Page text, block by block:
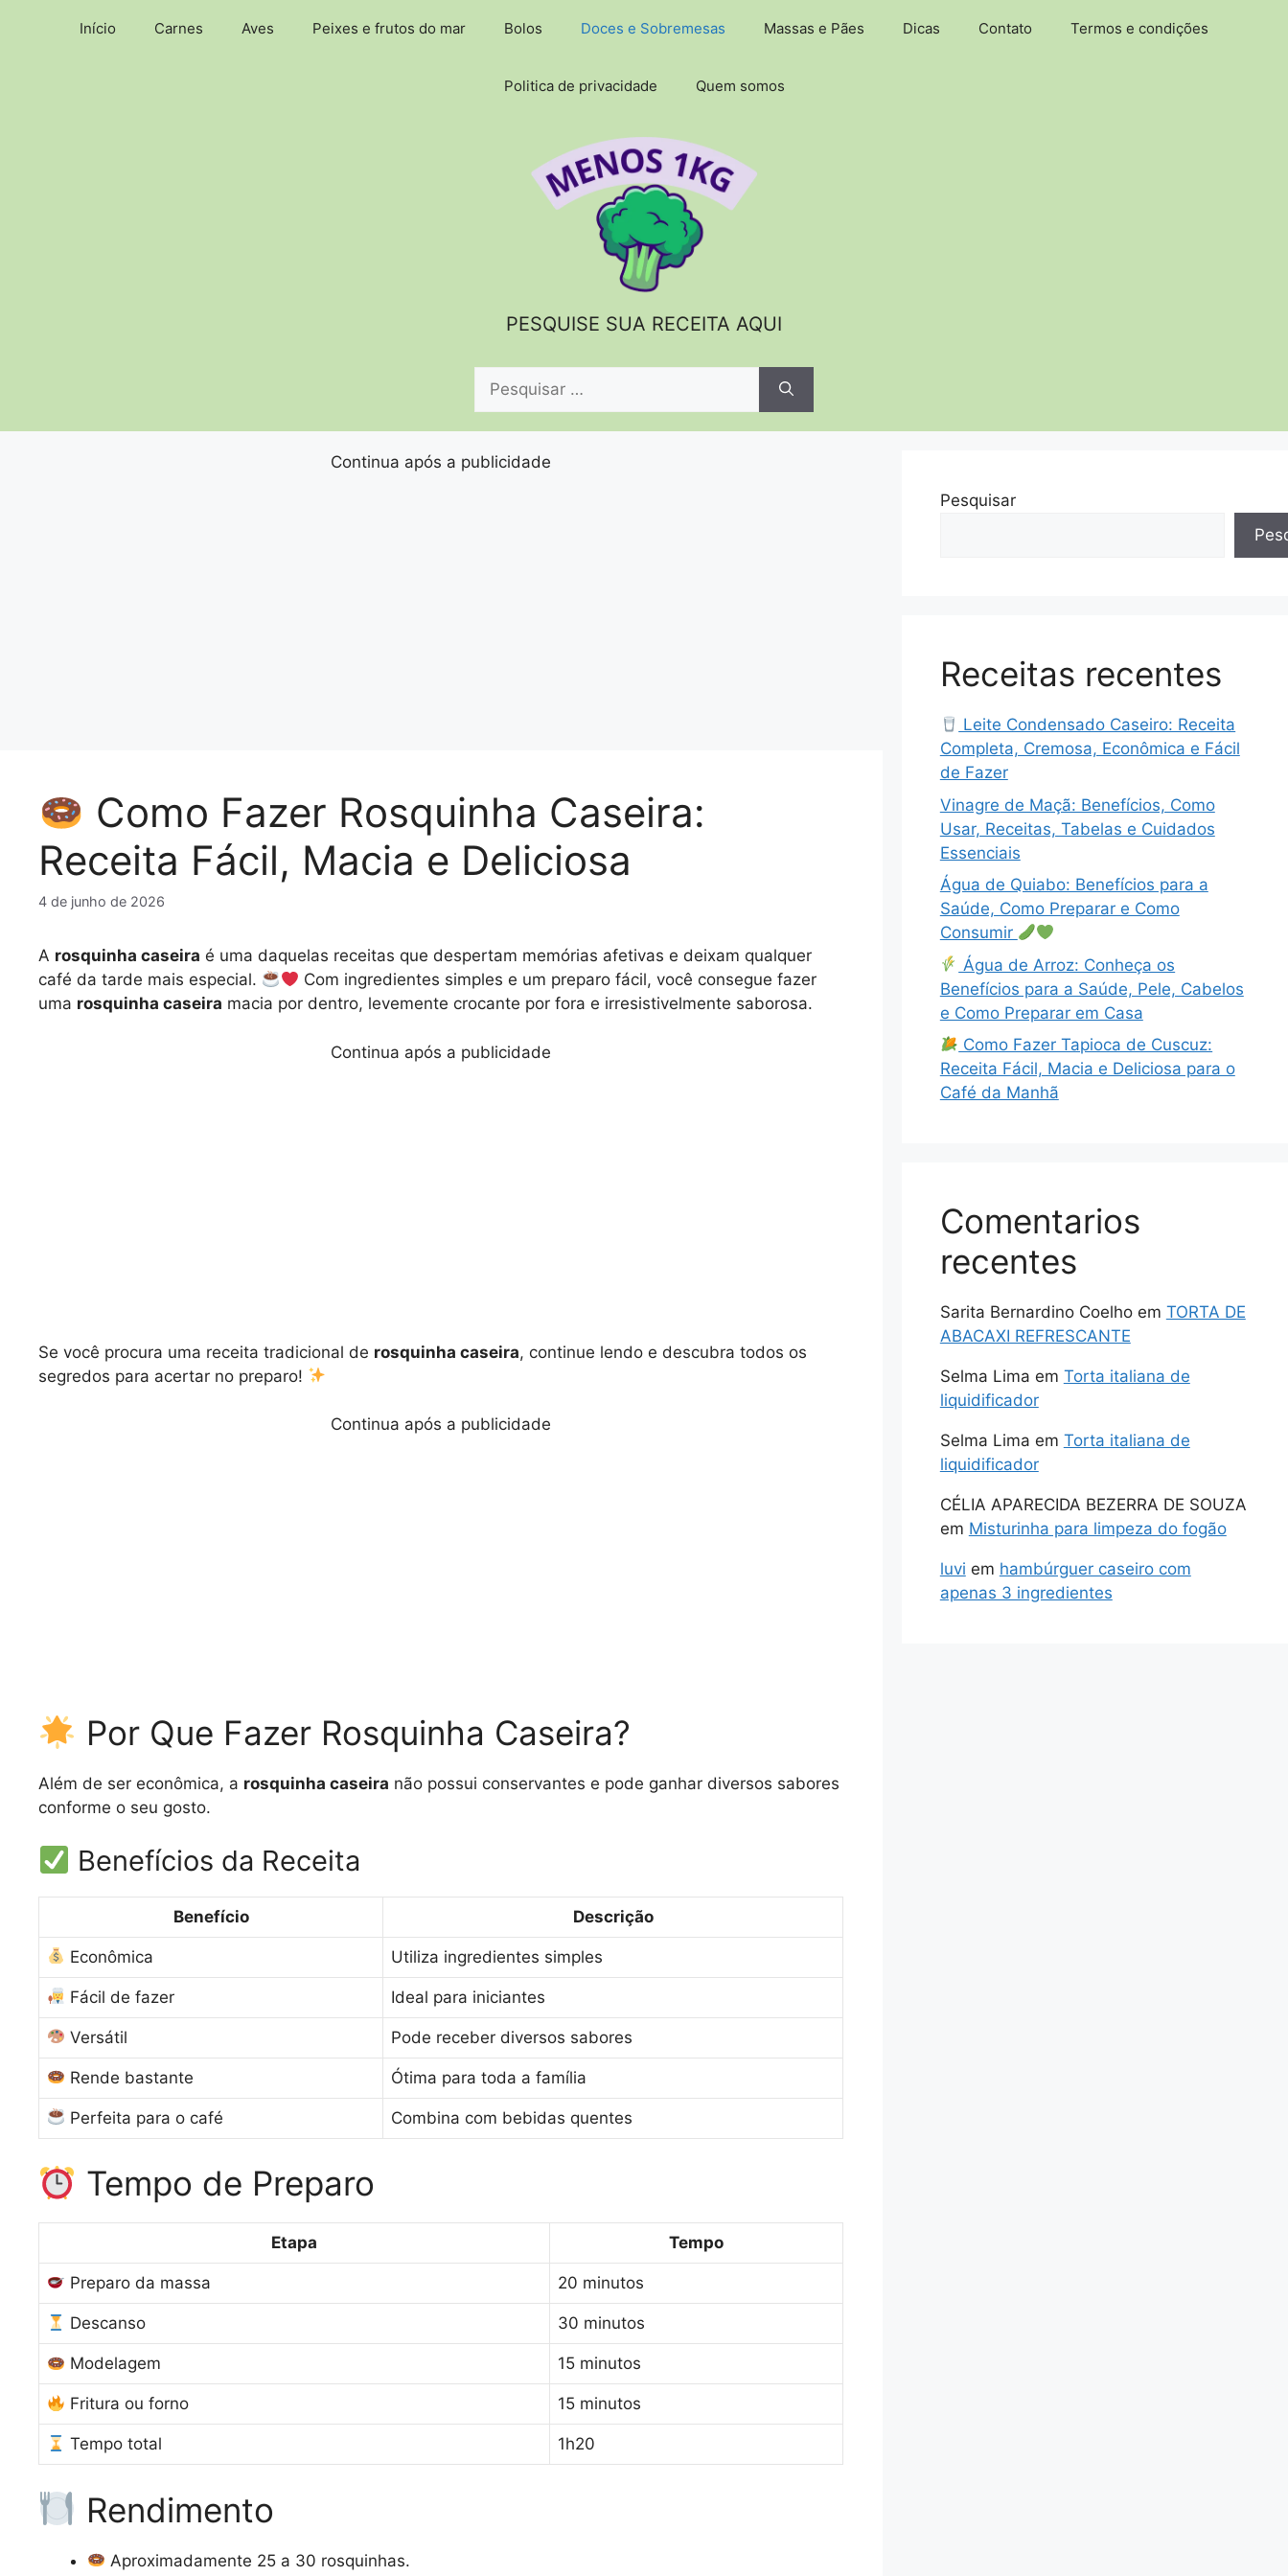
Início Carnes Aves Peixes e frutos do mar Bolos Doces e Sobremesas Massas e Pães Dicas Contato Termos e condições
Politica de privacidade Quem somos
PESQUISE SUA RECEITA AQUI
Pesquisar
Continua após a publicidade
Como Fazer Rosquinha Caseira:
Receita Fácil, Macia e Deliciosa
4 de junho de 2026
A rosquinha caseira é uma daquelas receitas que despertam memórias afetivas e deixam qualquer
café da tarde mais especial.
Com ingredientes simples e um preparo fácil, você consegue fazer
uma rosquinha caseira macia por dentro, levemente crocante por fora e irresistivelmente saborosa.
Continua após a publicidade
Se você procura uma receita tradicional de rosquinha caseira, continue lendo e descubra todos os
segredos para acertar no preparo!
Continua após a publicidade
Por Que Fazer Rosquinha Caseira?
Além de ser econômica, a rosquinha caseira não possui conservantes e pode ganhar diversos sabores
conforme o seu gosto.
Benefícios da Receita
Benefício Descrição
Econômica Utiliza ingredientes simples
Fácil de fazer Ideal para iniciantes
Versátil Pode receber diversos sabores
Rende bastante Ótima para toda a família
Perfeita para o café Combina com bebidas quentes
Tempo de Preparo
Etapa Tempo
Preparo da massa 20 minutos
Descanso 30 minutos
Modelagem 15 minutos
Fritura ou forno 15 minutos
Tempo total 1h20
Rendimento
Aproximadamente 25 a 30 rosquinhas.
Pesquisar
Receitas recentes
Leite Condensado Caseiro: Receita
Completa, Cremosa, Econômica e Fácil
de Fazer
Vinagre de Maçã: Benefícios, Como
Usar, Receitas, Tabelas e Cuidados
Essenciais
Água de Quiabo: Benefícios para a
Saúde, Como Preparar e Como
Consumir
Água de Arroz: Conheça os
Benefícios para a Saúde, Pele, Cabelos
e Como Preparar em Casa
Como Fazer Tapioca de Cuscuz:
Receita Fácil, Macia e Deliciosa para o
Café da Manhã
Comentarios
recentes
Sarita Bernardino Coelhoem TORTA DE
ABACAXI REFRESCANTE
Selma Lima em Torta italiana de
liquidificador
Selma Lima em Torta italiana de
liquidificador
CÉLIA APARECIDA BEZERRA DE SOUZA
em Misturinha para limpeza do fogão
luvi em hambúrguer caseiro com
apenas 3 ingredientes